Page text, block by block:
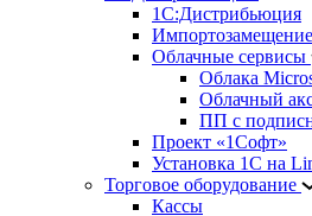
1С:Дистрибьюция
Импортозамещение
Облачные сервисы
Облака
Облачный
ПП с
Проект «1Софт»
Установка 1С на
Торговое оборудование
Кассы